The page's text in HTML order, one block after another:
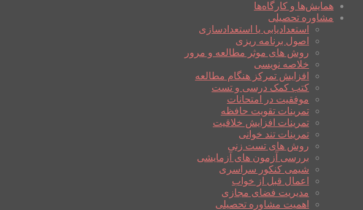
همایش‌ها و کارگاه‌ها
مشاوره تحصیلی
استعدادیابی یا استعدادسازی
اصول برنامه ریزی
روش های موثر مطالعه و مرور
خلاصه نویسی
افزایش تمرکز هنگام مطالعه
کتب کمک درسی و تست
موفقیت در امتحانات
تمرینات تقویت حافظه
تمرینات افزایش خلاقیت
تمرینات تند خوانی
روش های تست زنی
بررسی آزمون های آزمایشی
شیمی کنکور سراسری
اعمال قبل از خواب
مدیریت فضای مجازی
اهمیت مشاوره تحصیلی